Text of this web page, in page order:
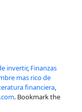
invertir, Finanzas
mas rico de
financiera,
. Bookmark the